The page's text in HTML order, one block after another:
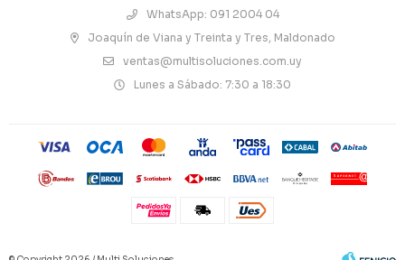
WhatsApp: 091 2004 04
Joaquín de Viana y Treinta y Tres, Maldonado
ventas@multisoluciones.com.uy
Lunes a Sábado: 7:30 a 18:30